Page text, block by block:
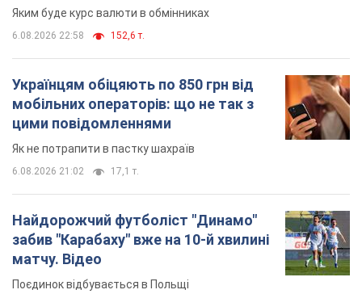
6.08.2026 21:02 17,1 т.
Найдорожчий футболіст "Динамо"
забив "Карабаху" вже на 10-й хвилині
матчу. Відео
Поєдинок відбувається в Польщі
6.08.2026 20:48 7,2 т.